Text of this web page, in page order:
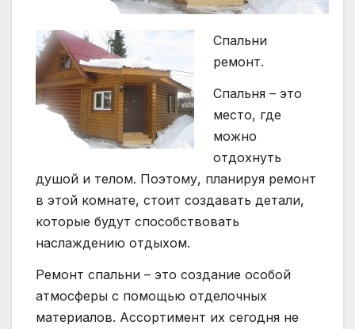
Спальни
ремонт.
Спальня – это
место, где
можно
отдохнуть
душой и телом. Поэтому, планируя ремонт
в этой комнате, стоит создавать детали,
которые будут способствовать
наслаждению отдыхом.
Ремонт спальни – это создание особой
атмосферы с помощью отделочных
материалов. Ассортимент их сегодня не